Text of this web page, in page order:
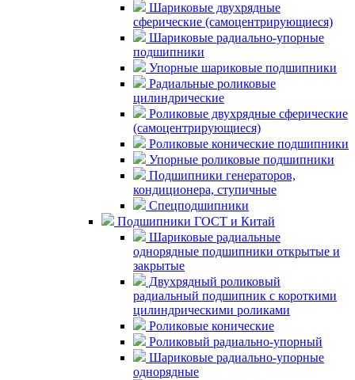
Шариковые двухрядные
сферические (самоцентрирующиеся)
Шариковые радиально-упорные
подшипники
Упорные шариковые подшипники
Радиальные роликовые
цилиндрические
Роликовые двухрядные сферические
(самоцентрирующиеся)
Роликовые конические подшипники
Упорные роликовые подшипники
Подшипники генераторов,
кондиционера, ступичные
Спецподшипники
Подшипники ГОСТ и Китай
Шариковые радиальные
однорядные подшипники открытые и
закрытые
Двухрядный роликовый
радиальный подшипник с короткими
цилиндрическими роликами
Роликовые конические
Роликовый радиально-упорный
Шариковые радиально-упорные
однорядные